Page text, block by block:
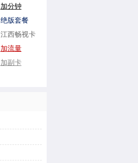
加分钟
绝版套餐
江西畅视卡
加流量
加副卡